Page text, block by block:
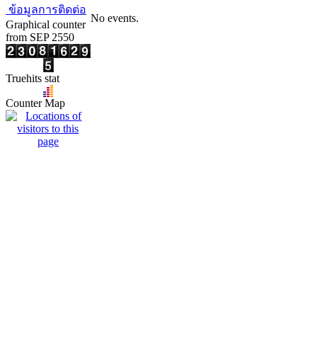
ข้อมูลการติดต่อ
Graphical counter
from SEP 2550
Truehits stat
Counter Map
No events.